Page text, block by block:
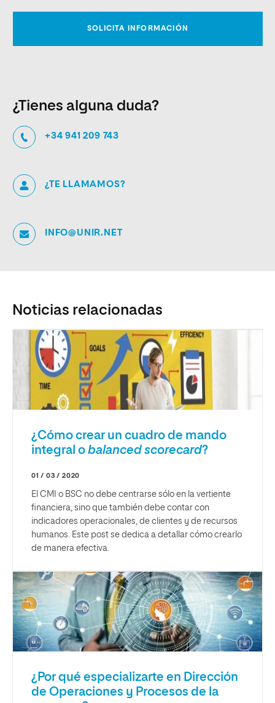
¿Tienes alguna duda?
+34 941 209 743
¿TE LLAMAMOS?
INFO@UNIR.NET
Noticias relacionadas
¿Cómo crear un cuadro de mando
integral o balanced scorecard?
01 / 03 / 2020
El CMI o BSC no debe centrarse sólo en la vertiente
financiera, sino que también debe contar con
indicadores operacionales, de clientes y de recursos
humanos. Este post se dedica a detallar cómo crearlo
de manera efectiva.
¿Por qué especializarte en Dirección
de Operaciones y Procesos de la